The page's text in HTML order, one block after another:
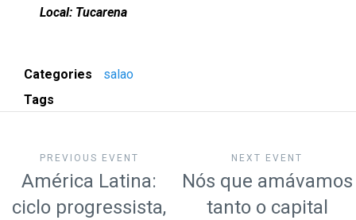
Local: Tucarena
Categories
salao
Tags
PREVIOUS EVENT
América Latina:
ciclo progressista,
NEXT EVENT
Nós que amávamos
tanto o capital